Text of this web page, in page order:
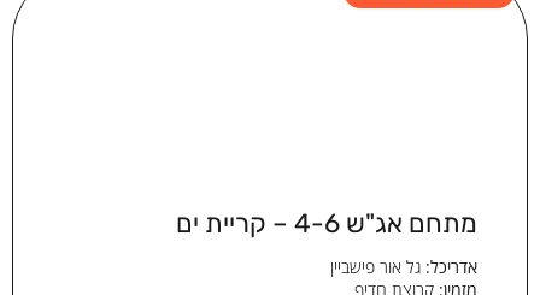
מתחם אג"ש 4-6 – קריית ים
אדריכל: גל אור פישביין
מזמין: קבוצת חדיף